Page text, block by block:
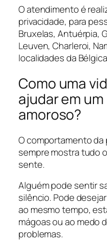
O atendimento é
privacidade, para
Bruxelas, Antuérpia,
Leuven, Charleroi,
localidades da
Como uma
ajudar em
amoroso?
O comportamento da
sempre mostra tudo
sente.
Alguém pode sentir
silêncio. Pode
ao mesmo tempo,
mágoas ou ao medo
problemas.